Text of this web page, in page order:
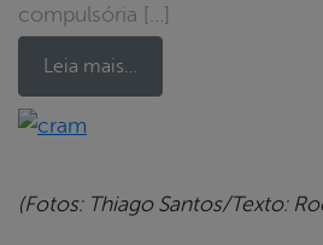
compulsória […]
Leia mais…
(Fotos: Thiago Santos/Texto: